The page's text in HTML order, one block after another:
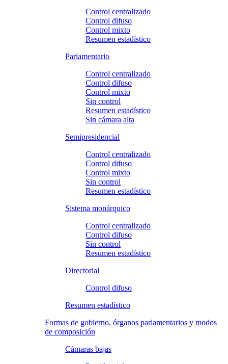
Control centralizado
Control difuso
Control mixto
Resumen estadístico
Parlamentario
Control centralizado
Control difuso
Control mixto
Sin control
Resumen estadístico
Sin cámara alta
Semipresidencial
Control centralizado
Control difuso
Control mixto
Sin control
Resumen estadístico
Sistema monárquico
Control centralizado
Control difuso
Sin control
Resumen estadístico
Directorial
Control difuso
Resumen estadístico
Formas de gobierno, órganos parlamentarios y modos
de composición
Cámaras bajas